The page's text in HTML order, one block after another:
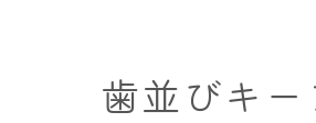
歯並びキ